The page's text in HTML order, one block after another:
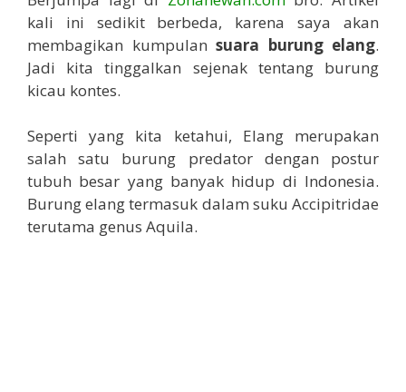
kali ini sedikit berbeda, karena saya akan
membagikan kumpulan suara burung elang.
Jadi kita tinggalkan sejenak tentang burung
kicau kontes.
Seperti yang kita ketahui, Elang merupakan
salah satu burung predator dengan postur
tubuh besar yang banyak hidup di Indonesia.
Burung elang termasuk dalam suku Accipitridae
terutama genus Aquila.